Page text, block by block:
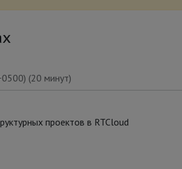
) (20 минут)
проектов в RTCloud